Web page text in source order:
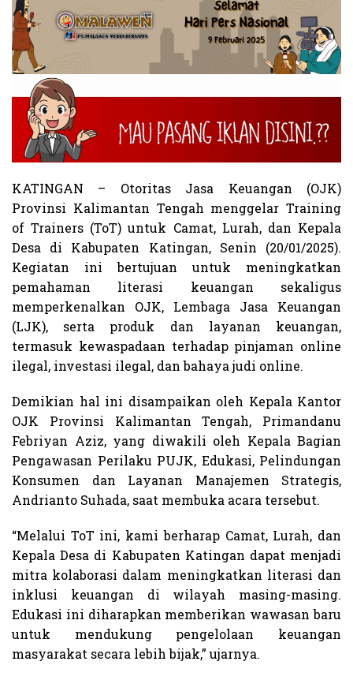
KATINGAN – Otoritas Jasa Keuangan (OJK)
Provinsi Kalimantan Tengah menggelar Training
of Trainers (ToT) untuk Camat, Lurah, dan Kepala
Desa di Kabupaten Katingan, Senin (20/01/2025).
Kegiatan ini bertujuan untuk meningkatkan
pemahaman literasi keuangan sekaligus
memperkenalkan OJK, Lembaga Jasa Keuangan
(LJK), serta produk dan layanan keuangan,
termasuk kewaspadaan terhadap pinjaman online
ilegal, investasi ilegal, dan bahaya judi online.
Demikian hal ini disampaikan oleh Kepala Kantor
OJK Provinsi Kalimantan Tengah, Primandanu
Febriyan Aziz, yang diwakili oleh Kepala Bagian
Pengawasan Perilaku PUJK, Edukasi, Pelindungan
Konsumen dan Layanan Manajemen Strategis,
Andrianto Suhada, saat membuka acara tersebut.
“Melalui ToT ini, kami berharap Camat, Lurah, dan
Kepala Desa di Kabupaten Katingan dapat menjadi
mitra kolaborasi dalam meningkatkan literasi dan
inklusi keuangan di wilayah masing-masing.
Edukasi ini diharapkan memberikan wawasan baru
untuk mendukung pengelolaan keuangan
masyarakat secara lebih bijak,” ujarnya.